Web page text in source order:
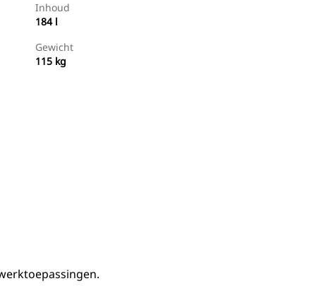
Inhoud
184 l
Gewicht
115 kg